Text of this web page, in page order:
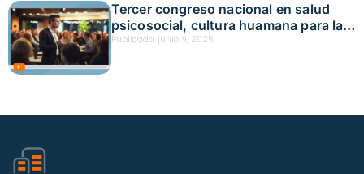
Tercer congreso nacional en salud
psicosocial, cultura huamana para la
transformación empresarial – Acción
Publicado: junio 9, 2025